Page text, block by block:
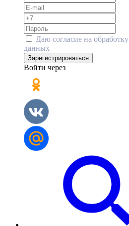
Даю согласие на обработку
данных
Зарегистрироваться
Войти через